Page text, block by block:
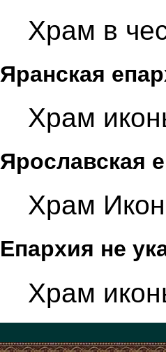
Храм в
Яранская
Храм
Ярославская
Храм
Епархия не
Храм